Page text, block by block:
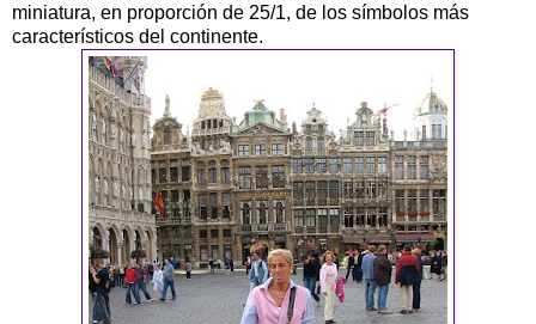
miniatura, en proporción de 25/1, de los símbolos más
característicos del continente.